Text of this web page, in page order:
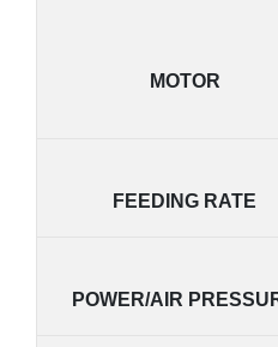
MOTOR
FEEDING RATE
POWER/AIR